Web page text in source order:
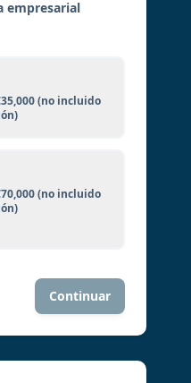
empresarial
(no incluido
(no incluido
Continuar